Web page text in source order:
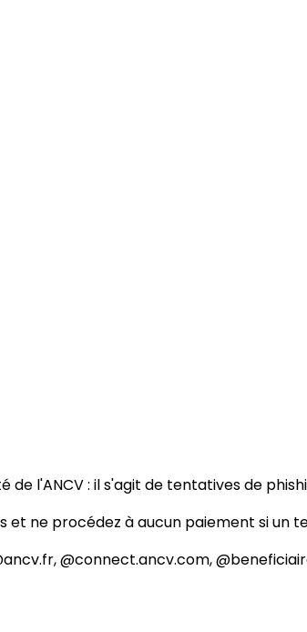
l'ANCV : il s'agit de tentatives de
ne procédez à aucun paiement si un
@connect.ancv.com,